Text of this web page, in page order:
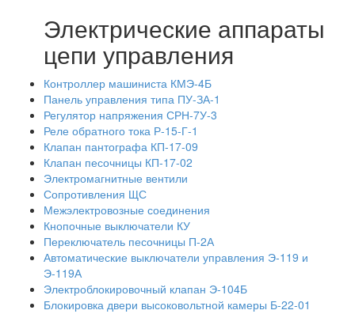
Электрические аппараты
цепи управления
Контроллер машиниста КМЭ-4Б
Панель управления типа ПУ-ЗА-1
Регулятор напряжения СРН-7У-3
Реле обратного тока Р-15-Г-1
Клапан пантографа КП-17-09
Клапан песочницы КП-17-02
Электромагнитные вентили
Сопротивления ЩС
Межэлектровозные соединения
Кнопочные выключатели КУ
Переключатель песочницы П-2А
Автоматические выключатели управления Э-119 и
Э-119А
Электроблокировочный клапан Э-104Б
Блокировка двери высоковольтной камеры Б-22-01